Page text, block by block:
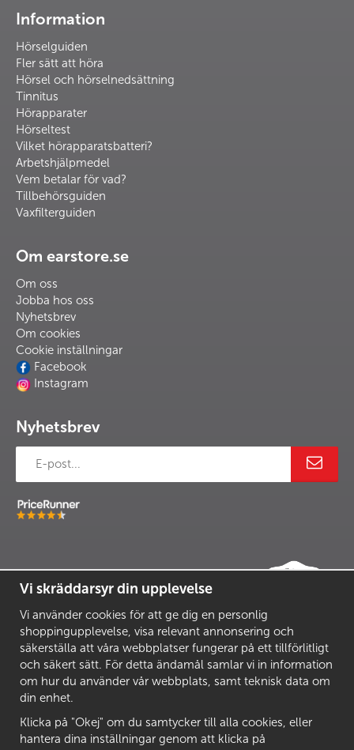
Information
Hörselguiden
Fler sätt att höra
Hörsel och hörselnedsättning
Tinnitus
Hörapparater
Hörseltest
Vilket hörapparatsbatteri?
Arbetshjälpmedel
Vem betalar för vad?
Tillbehörsguiden
Vaxfilterguiden
Om earstore.se
Om oss
Jobba hos oss
Nyhetsbrev
Om cookies
Cookie inställningar
Facebook
Instagram
Nyhetsbrev
Vi skräddarsyr din upplevelse
Vi använder cookies för att ge dig en personlig
shoppingupplevelse, visa relevant annonsering och
säkerställa att våra webbplatser fungerar på ett tillförlitligt
och säkert sätt. För detta ändamål samlar vi in information
om hur du använder vår webbplats, samt teknisk data om
din enhet.
Klicka på "Okej" om du samtycker till alla cookies, eller
hantera dina inställningar genom att klicka på